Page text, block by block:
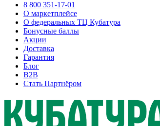
8 800 351-17-01
О маркетплейсе
О федеральных ТЦ Кубатура
Бонусные баллы
Акции
Доставка
Гарантия
Блог
B2B
Стать Партнёром